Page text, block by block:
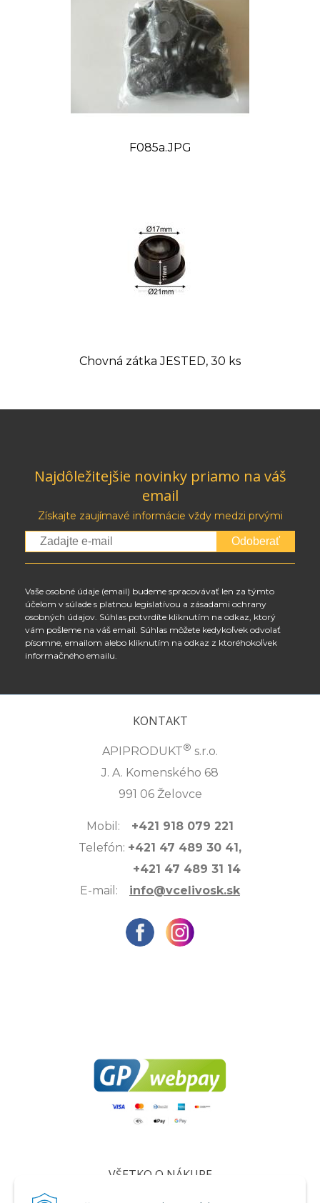
F085a.JPG
Chovná zátka JESTED, 30 ks
Najdôležitejšie novinky priamo na váš
email
Získajte zaujímavé informácie vždy medzi prvými
Odoberať
Vaše osobné údaje (email) budeme spracovávať len za týmto
účelom v súlade s platnou legislatívou a zásadami ochrany
osobných údajov. Súhlas potvrdíte kliknutím na odkaz, ktorý
vám pošleme na váš email. Súhlas môžete kedykoľvek odvolať
písomne, emailom alebo kliknutím na odkaz z ktoréhokoľvek
informačného emailu.
KONTAKT
APIPRODUKT® s.r.o.
J. A. Komenského 68
991 06 Želovce
Mobil: +421 918 079 221
Telefón: +421 47 489 30 41,
+421 47 489 31 14
E-mail: info@vcelivosk.sk
VŠETKO O NÁKUPE